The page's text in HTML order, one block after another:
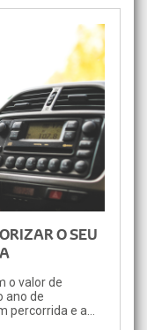
O SEU
o valor de
ano de
percorrida e a